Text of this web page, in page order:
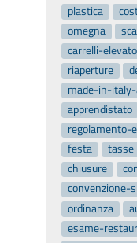
plastica
omegna
carrelli-
riaperture
made-in-
apprendistato
regolamento-
festa
tasse
chiusure
convenzione-
ordinanza
esame-